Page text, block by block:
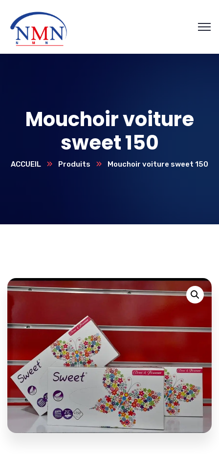
Mouchoir voiture
sweet 150
ACCUEIL Produits Mouchoir voiture sweet 150